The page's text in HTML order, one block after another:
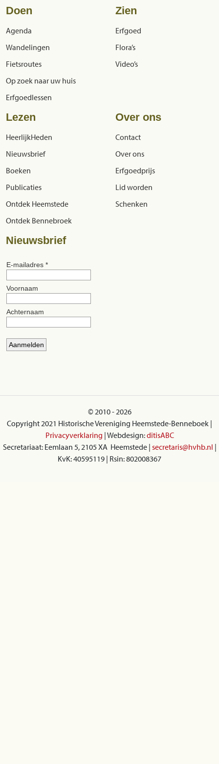
Doen
Agenda
Wandelingen
Fietsroutes
Op zoek naar uw huis
Erfgoedlessen
Zien
Erfgoed
Flora’s
Video’s
Lezen
HeerlijkHeden
Nieuwsbrief
Boeken
Publicaties
Ontdek Heemstede
Ontdek Bennebroek
Over ons
Contact
Over ons
Erfgoedprijs
Lid worden
Schenken
Nieuwsbrief
© 2010 - 2026
Copyright 2021 Historische Vereniging Heemstede-Benneboek |
Privacyverklaring | Webdesign:ditisABC
Secretariaat: Eemlaan 5, 2105 XA Heemstede | secretaris@hvhb.nl |
KvK: 40595119 | Rsin: 802008367